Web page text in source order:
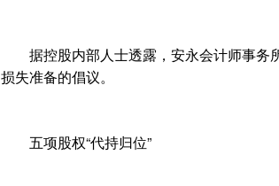
据控股内部人士透露，安永会计师事务
损失准备的倡议。
五项股权“代持归位”